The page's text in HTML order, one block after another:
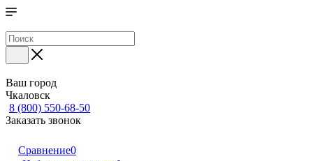
Ваш город
Чкаловск
8 (800) 550-68-50
Заказать звонок
Сравнение0